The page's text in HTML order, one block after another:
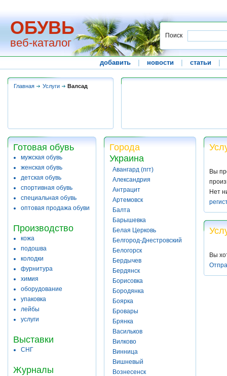
ОБУВЬ
веб-каталог
Поиск
добавить новости статьи
Главная Услуги Валсад
Готовая обувь
мужская обувь
женская обувь
детская обувь
спортивная обувь
специальная обувь
оптовая продажа обуви
Производство
кожа
подошва
колодки
фурнитура
химия
оборудование
упаковка
лейбы
услуги
Выставки
СНГ
Журналы
Города
Украина
Авангард (пгт)
Александрия
Антрацит
Артемовск
Балта
Барышевка
Белая Церковь
Белгород-Днестровский
Белогорск
Бердычев
Бердянск
Борисовка
Бородянка
Боярка
Бровары
Брянка
Васильков
Вилково
Винница
Вишневый
Вознесенск
Вы
Нет
Вы